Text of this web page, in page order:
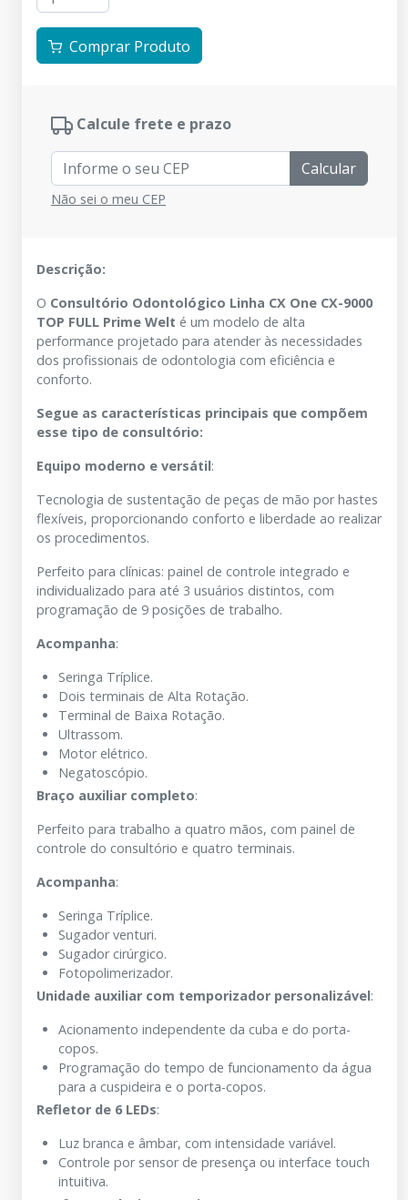
Comprar Produto
Calcule frete e prazo
Calcular
Não sei o meu CEP
Descrição:
O Consultório Odontológico Linha CX One CX-9000
TOP FULL Prime Welt é um modelo de alta
performance projetado para atender às necessidades
dos profissionais de odontologia com eficiência e
conforto.
Segue as características principais que compõem
esse tipo de consultório:
Equipo moderno e versátil:
Tecnologia de sustentação de peças de mão por hastes
flexíveis, proporcionando conforto e liberdade ao realizar
os procedimentos.
Perfeito para clínicas: painel de controle integrado e
individualizado para até 3 usuários distintos, com
programação de 9 posições de trabalho.
Acompanha:
Seringa Tríplice.
Dois terminais de Alta Rotação.
Terminal de Baixa Rotação.
Ultrassom.
Motor elétrico.
Negatoscópio.
Braço auxiliar completo:
Perfeito para trabalho a quatro mãos, com painel de
controle do consultório e quatro terminais.
Acompanha:
Seringa Tríplice.
Sugador venturi.
Sugador cirúrgico.
Fotopolimerizador.
Unidade auxiliar com temporizador personalizável:
Acionamento independente da cuba e do porta-
copos.
Programação do tempo de funcionamento da água
para a cuspideira e o porta-copos.
Refletor de 6 LEDs:
Luz branca e âmbar, com intensidade variável.
Controle por sensor de presença ou interface touch
intuitiva.